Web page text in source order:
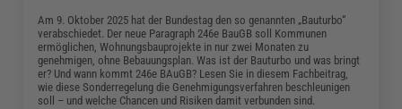
Am 9. Oktober 2025 hat der Bundestag den so genannten „Bauturbo“
verabschiedet. Der neue Paragraph 246e BauGB soll Kommunen
ermöglichen, Wohnungsbauprojekte in nur zwei Monaten zu
genehmigen, ohne Bebauungsplan. Was ist der Bauturbo und was bringt
er? Und wann kommt 246e BAuGB? Lesen Sie in diesem Fachbeitrag,
wie diese Sonderregelung die Genehmigungsverfahren beschleunigen
soll – und welche Chancen und Risiken damit verbunden sind.